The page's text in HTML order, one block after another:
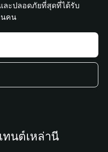
ละปลอดภัยที่สุดที่ได้รับ
นคน
นต์เหล่านี้